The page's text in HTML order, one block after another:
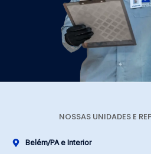
NOSSAS UNIDADES E
Belém/PA e Interior